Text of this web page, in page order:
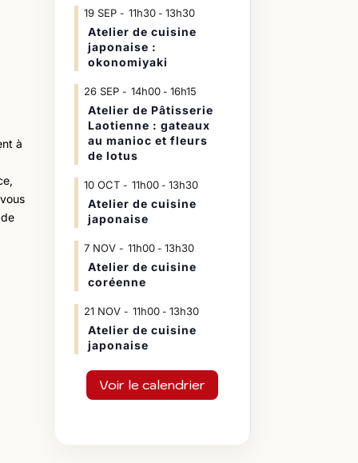
à
19 SEP 11h30- 13h30
Atelier de cuisine
japonaise :
okonomiyaki
26 SEP 14h00- 16h15
Atelier de Pâtisserie
Laotienne : gateaux
au manioc et fleurs
de lotus
10 OCT 11h00- 13h30
Atelier de cuisine
japonaise
7 NOV 11h00- 13h30
Atelier de cuisine
coréenne
21 NOV 11h00- 13h30
Atelier de cuisine
japonaise
Voir le calendrier